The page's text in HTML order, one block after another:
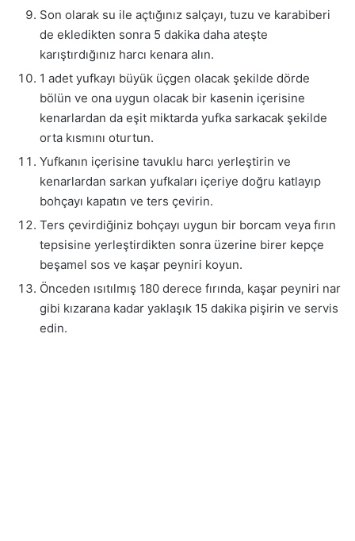
Son olarak su ile açtığınız salçayı, tuzu ve karabiberi
de ekledikten sonra 5 dakika daha ateşte
karıştırdığınız harcı kenara alın.
1 adet yufkayı büyük üçgen olacak şekilde dörde
bölün ve ona uygun olacak bir kasenin içerisine
kenarlardan da eşit miktarda yufka sarkacak şekilde
orta kısmını oturtun.
Yufkanın içerisine tavuklu harcı yerleştirin ve
kenarlardan sarkan yufkaları içeriye doğru katlayıp
bohçayı kapatın ve ters çevirin.
Ters çevirdiğiniz bohçayı uygun bir borcam veya fırın
tepsisine yerleştirdikten sonra üzerine birer kepçe
beşamel sos ve kaşar peyniri koyun.
Önceden ısıtılmış 180 derece fırında, kaşar peyniri nar
gibi kızarana kadar yaklaşık 15 dakika pişirin ve servis
edin.